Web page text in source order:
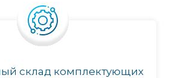
склад комплектующих